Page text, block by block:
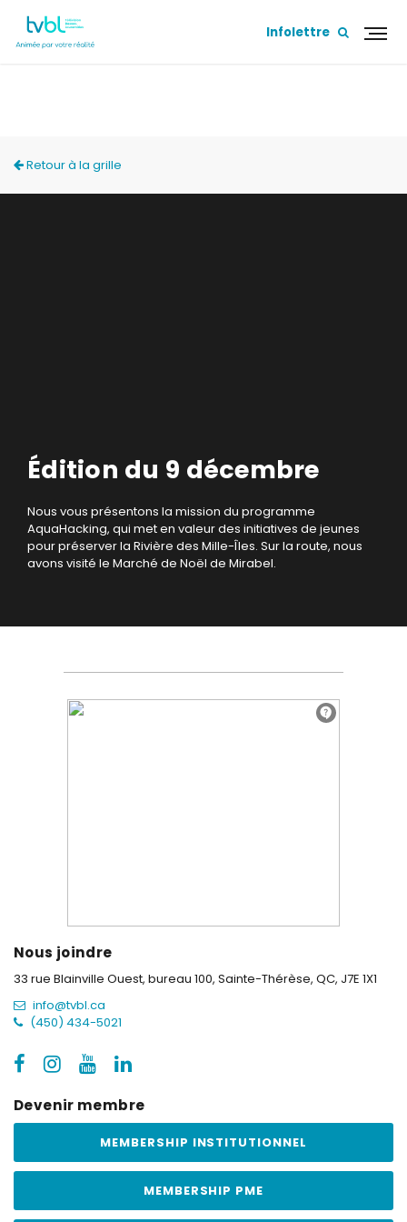
Infolettre
Retour à la grille
Édition du 9 décembre
Nous vous présentons la mission du programme
AquaHacking, qui met en valeur des initiatives de jeunes
pour préserver la Rivière des Mille-Îles. Sur la route, nous
avons visité le Marché de Noël de Mirabel.
Nous joindre
33 rue Blainville Ouest, bureau 100, Sainte-Thérèse, QC, J7E 1X1
info@tvbl.ca
(450) 434-5021
Devenir membre
MEMBERSHIP INSTITUTIONNEL
MEMBERSHIP PME